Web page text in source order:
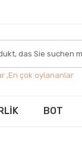
,En çok oylananlar
BOT